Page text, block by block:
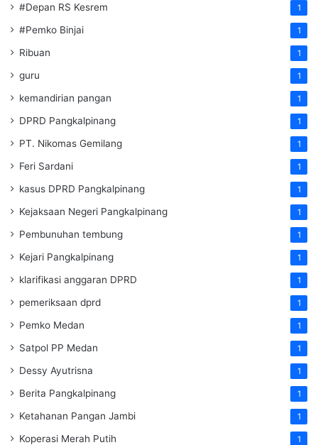
#Depan RS Kesrem 1
#Pemko Binjai 1
Ribuan 1
guru 1
kemandirian pangan 1
DPRD Pangkalpinang 1
PT. Nikomas Gemilang 1
Feri Sardani 1
kasus DPRD Pangkalpinang 1
Kejaksaan Negeri Pangkalpinang 1
Pembunuhan tembung 1
Kejari Pangkalpinang 1
klarifikasi anggaran DPRD 1
pemeriksaan dprd 1
Pemko Medan 1
Satpol PP Medan 1
Dessy Ayutrisna 1
Berita Pangkalpinang 1
Ketahanan Pangan Jambi 1
Koperasi Merah Putih 1